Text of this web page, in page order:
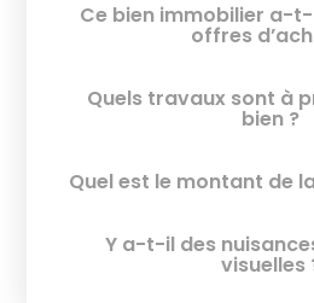
Ce bien immobilier a-
offres
Quels travaux sont à
bien ?
Quel est le montant de
Y a-t-il des
visuelles